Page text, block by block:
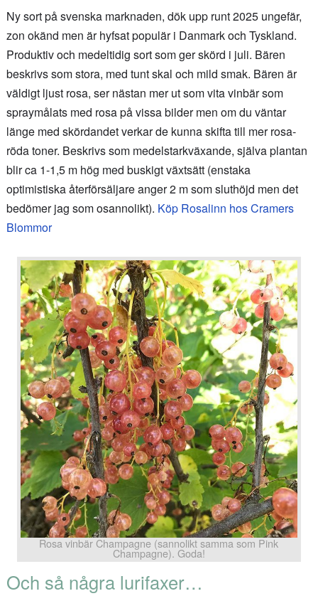
Ny sort på svenska marknaden, dök upp runt 2025 ungefär,
zon okänd men är hyfsat populär i Danmark och Tyskland.
Produktiv och medeltidig sort som ger skörd i juli. Bären
beskrivs som stora, med tunt skal och mild smak. Bären är
väldigt ljust rosa, ser nästan mer ut som vita vinbär som
spraymålats med rosa på vissa bilder men om du väntar
länge med skördandet verkar de kunna skifta till mer rosa-
röda toner. Beskrivs som medelstarkväxande, själva plantan
blir ca 1-1,5 m hög med buskigt växtsätt (enstaka
optimistiska återförsäljare anger 2 m som sluthöjd men det
bedömer jag som osannolikt). Köp Rosalinn hos Cramers
Blommor
Rosa vinbär Champagne (sannolikt samma som Pink
Champagne). Goda!
Och så några lurifaxer…